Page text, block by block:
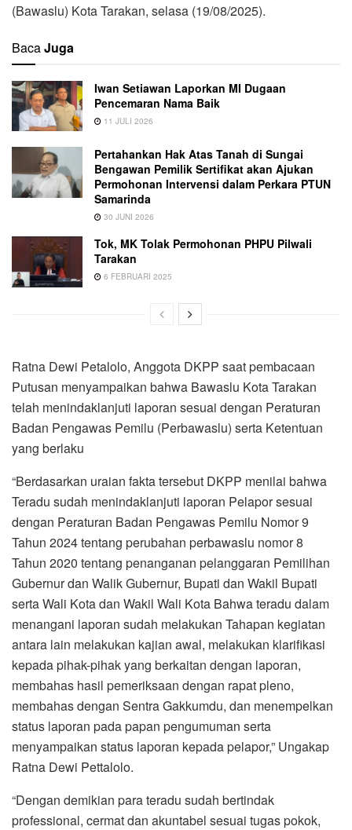
(Bawaslu) Kota Tarakan, selasa (19/08/2025).
BacaJuga
Iwan Setiawan Laporkan MI Dugaan
Pencemaran Nama Baik
11 JULI 2026
Pertahankan Hak Atas Tanah di Sungai
Bengawan Pemilik Sertifikat akan Ajukan
Permohonan Intervensi dalam Perkara PTUN
Samarinda
30 JUNI 2026
Tok, MK Tolak Permohonan PHPU Pilwali
Tarakan
6 FEBRUARI 2025
Ratna Dewi Petalolo, Anggota DKPP saat pembacaan
Putusan menyampaikan bahwa Bawaslu Kota Tarakan
telah menindaklanjuti laporan sesuai dengan Peraturan
Badan Pengawas Pemilu (Perbawaslu) serta Ketentuan
yang berlaku
“Berdasarkan uraian fakta tersebut DKPP menilai bahwa
Teradu sudah menindaklanjuti laporan Pelapor sesuai
dengan Peraturan Badan Pengawas Pemilu Nomor 9
Tahun 2024 tentang perubahan perbawaslu nomor 8
Tahun 2020 tentang penanganan pelanggaran Pemilihan
Gubernur dan Walik Gubernur, Bupati dan Wakil Bupati
serta Wali Kota dan Wakil Wali Kota Bahwa teradu dalam
menangani laporan sudah melakukan Tahapan kegiatan
antara lain melakukan kajian awal, melakukan klarifikasi
kepada pihak-pihak yang berkaitan dengan laporan,
membahas hasil pemeriksaan dengan rapat pleno,
membahas dengan Sentra Gakkumdu, dan menempelkan
status laporan pada papan pengumuman serta
menyampaikan status laporan kepada pelapor,” Ungakap
Ratna Dewi Pettalolo.
“Dengan demikian para teradu sudah bertindak
professional, cermat dan akuntabel sesuai tugas pokok,